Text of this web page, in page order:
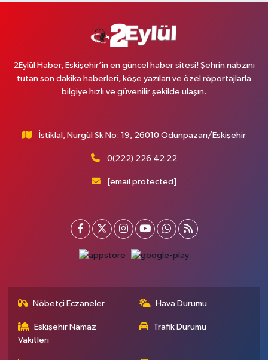
2Eylül Haber, Eskişehir’in en güncel haber sitesi! Şehrin nabzını
tutan son dakika haberleri, köşe yazıları ve özel röportajlarla
bilgiye hızlı ve güvenilir şekilde ulaşın.
İstiklal, Nurgül Sk No: 19, 26010 Odunpazarı/Eskişehir
0(222) 226 42 22
[email protected]
Nöbetçi Eczaneler Hava Durumu
Eskişehir Namaz
Vakitleri
Trafik Durumu